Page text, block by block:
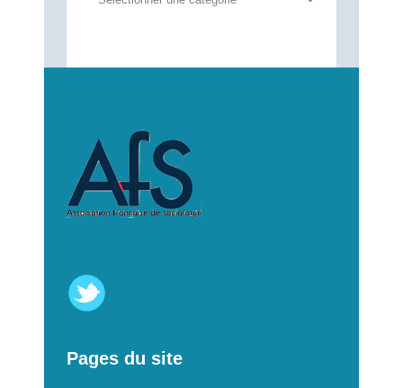
Pages du site